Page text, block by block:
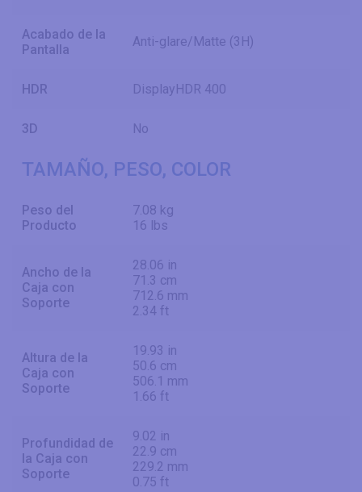
Acabado de la
Pantalla
Anti-glare/Matte (3H)
HDR DisplayHDR 400
3D No
TAMAÑO, PESO, COLOR
Peso del
Producto
7.08 kg
16 lbs
Ancho de la
Caja con
Soporte
28.06 in
71.3 cm
712.6 mm
2.34 ft
Altura de la
Caja con
Soporte
19.93 in
50.6 cm
506.1 mm
1.66 ft
Profundidad de
la Caja con
Soporte
9.02 in
22.9 cm
229.2 mm
0.75 ft